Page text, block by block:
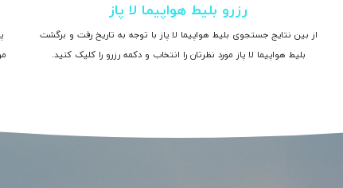
رزرو بلیط هواپیما لا پاز
از بین نتایج جستجوی بلیط هواپیما لا پاز با توجه به تاریخ رفت و برگشت
بلیط هواپیما لا پاز مورد نظرتان را انتخاب و دکمه رزرو را کلیک کنید.